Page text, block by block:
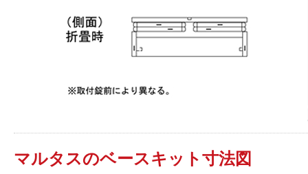
マルタスのベースキット寸法図